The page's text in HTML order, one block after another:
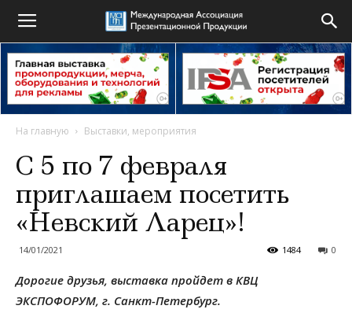
На главную Выставки, мероприятия
С 5 по 7 февраля
приглашаем посетить
«Невский Ларец»!
14/01/2021 0
1484
Дорогие друзья, выставка пройдет в КВЦ
ЭКСПОФОРУМ, г. Санкт-Петербург.